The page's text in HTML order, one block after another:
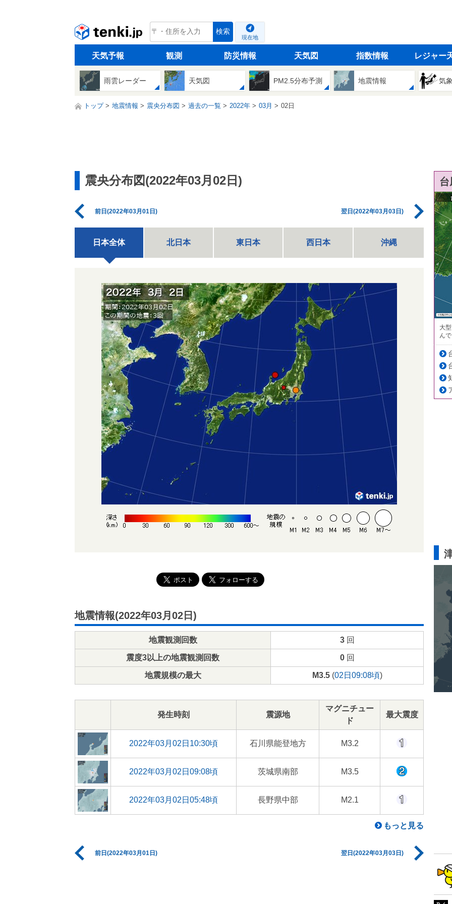
tenki.jp 検索
現在地
天気予報 観測 防災情報 天気図 指数情報 レジャー
雨雲レーダー 天気図 PM2.5分布予測 地震情報 気
トップ 地震情報 震央分布図 過去の一覧 2022年 03月 02日
震央分布図(2022年03月02日)
前日(2022年03月01日) 翌日(2022年03月03日)
日本全体 北日本 東日本 西日本 沖縄
地震情報(2022年03月02日)
地震観測回数 3回
震度3以上の地震観測回数 0回
地震規模の最大 M3.5(02日09:08頃)
発生時刻 震源地
マグニチュー
ド
最大震度
2022年03月02日10:30頃 石川県能登地方 M3.2
2022年03月02日09:08頃 茨城県南部 M3.5
2022年03月02日05:48頃 長野県中部 M2.1
もっと見る
前日(2022年03月01日) 翌日(2022年03月03日)
大
ん